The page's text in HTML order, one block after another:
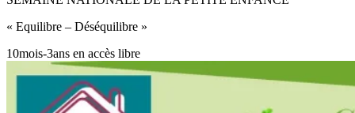
« Equilibre – Déséquilibre »
10mois-3ans en accès libre